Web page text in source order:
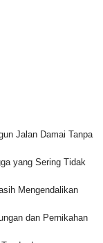
Jalan Damai Tanpa
yang Sering Tidak
Mengendalikan
dan Pernikahan